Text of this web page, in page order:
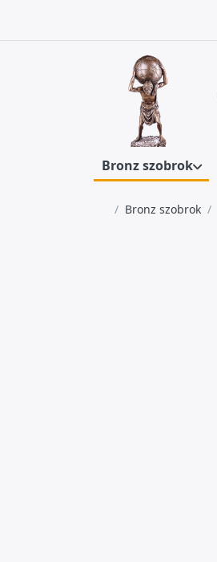
Bronz szobrok
Kezdőlap
Bronz szobrok